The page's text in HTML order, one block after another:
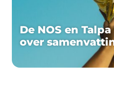
De NOS en
over